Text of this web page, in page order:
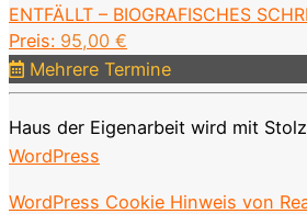
ENTFÄLLT – BIOGRAFISCHES
Preis: 95,00 €
Mehrere Termine
Haus der Eigenarbeit wird mit
WordPress
WordPress Cookie Hinweis von